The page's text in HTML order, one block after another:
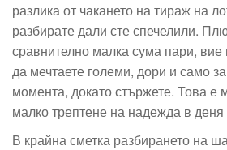
разлика от чакането на тираж на
разбирате дали сте спечелили.
сравнително малка сума пари,
да мечтаете големи, дори и само
момента, докато стържете. Това е
малко трептене на надежда в деня
В крайна сметка разбирането на